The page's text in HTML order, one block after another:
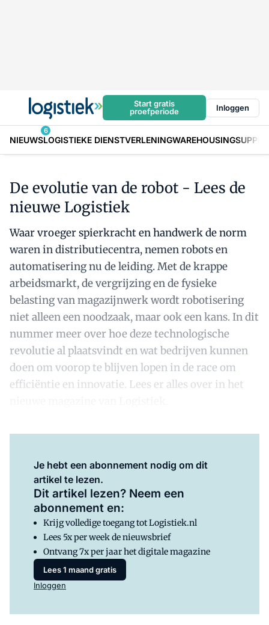
Start gratis
proefperiode
Inloggen
NIEUWS
6
LOGISTIEKE DIENSTVERLENINGWAREHOUSING
De evolutie van de robot - Lees de
nieuwe Logistiek
Waar vroeger spierkracht en handwerk de norm
waren in distributiecentra, nemen robots en
automatisering nu de leiding. Met de krappe
arbeidsmarkt, de vergrijzing en de fysieke
belasting van magazijnwerk wordt robotisering
niet alleen een noodzaak, maar ook een kans. In dit
nummer meer over hoe deze technologische
revolutie al plaatsvindt en wat bedrijven kunnen
doen om voorop te blijven lopen in de race om
efficiëntie en innovatie. Lees er alles over in het
Je hebt een abonnement nodig om dit
artikel te lezen.
Dit artikel lezen? Neem een
abonnement en:
Krijg volledige toegang tot Logistiek.nl
Lees 5x per week de nieuwsbrief
Ontvang 7x per jaar het digitale magazine
Lees 1 maand gratis
Inloggen